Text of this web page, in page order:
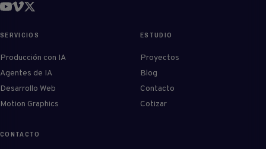
SERVICIOS
Producción con IA
Agentes de IA
Desarrollo Web
Motion Graphics
ESTUDIO
Proyectos
Blog
Contacto
Cotizar
CONTACTO